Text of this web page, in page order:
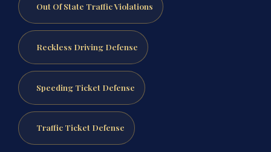
Out Of State Traffic Violations
Reckless Driving Defense
Speeding Ticket Defense
Traffic Ticket Defense